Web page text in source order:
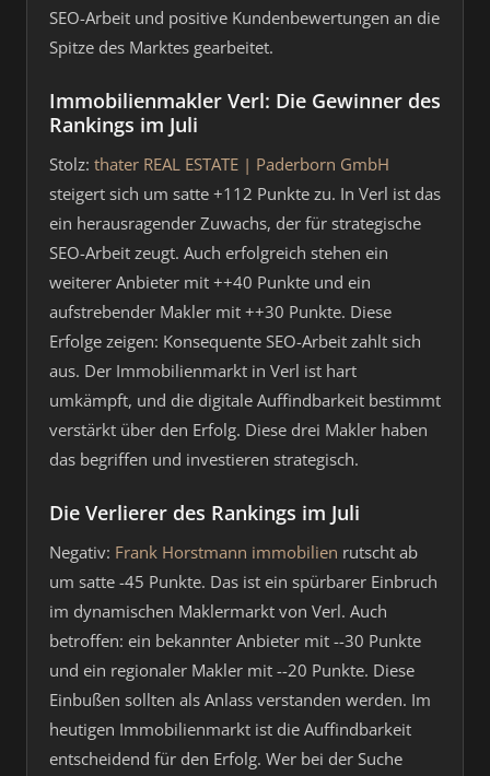
SEO-Arbeit und positive Kundenbewertungen an die
Spitze des Marktes gearbeitet.
Immobilienmakler Verl: Die Gewinner des
Rankings im Juli
Stolz: thater REAL ESTATE | Paderborn GmbH
steigert sich um satte +112 Punkte zu. In Verl ist das
ein herausragender Zuwachs, der für strategische
SEO-Arbeit zeugt. Auch erfolgreich stehen ein
weiterer Anbieter mit ++40 Punkte und ein
aufstrebender Makler mit ++30 Punkte. Diese
Erfolge zeigen: Konsequente SEO-Arbeit zahlt sich
aus. Der Immobilienmarkt in Verl ist hart
umkämpft, und die digitale Auffindbarkeit bestimmt
verstärkt über den Erfolg. Diese drei Makler haben
das begriffen und investieren strategisch.
Die Verlierer des Rankings im Juli
Negativ: Frank Horstmann immobilien rutscht ab
um satte -45 Punkte. Das ist ein spürbarer Einbruch
im dynamischen Maklermarkt von Verl. Auch
betroffen: ein bekannter Anbieter mit --30 Punkte
und ein regionaler Makler mit --20 Punkte. Diese
Einbußen sollten als Anlass verstanden werden. Im
heutigen Immobilienmarkt ist die Auffindbarkeit
entscheidend für den Erfolg. Wer bei der Suche